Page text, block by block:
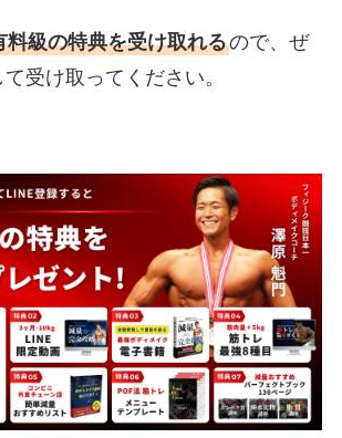
料級の特典を受け取れるので、ぜ
受け取ってください。